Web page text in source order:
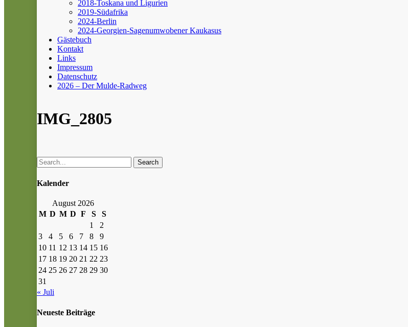
2018-Toskana und Ligurien
2019-Südafrika
2024-Berlin
2024-Georgien-Sagenumwobener Kaukasus
Gästebuch
Kontakt
Links
Impressum
Datenschutz
2026 – Der Mulde-Radweg
IMG_2805
Search
Kalender
August 2026
M D M D F S
S
1
2
3
4 5 6 7 8
9
10 11 12 13 14 15 16
17 18 19 20 21 22 23
24 25 26 27 28 29 30
31
« Juli
Neueste Beiträge